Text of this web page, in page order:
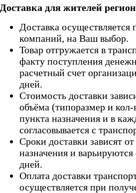
Доставка для жителей
Доставка
компаний, на Ваш выбор.
Товар отгружается в
факту поступления
расчетный счет
дней.
Стоимость доставки
объёма (типоразмер и кол-
пункта назначения и в
согласовывается с
Сроки доставки зависят
назначения и
дней.
Оплата доставки
осуществляется при